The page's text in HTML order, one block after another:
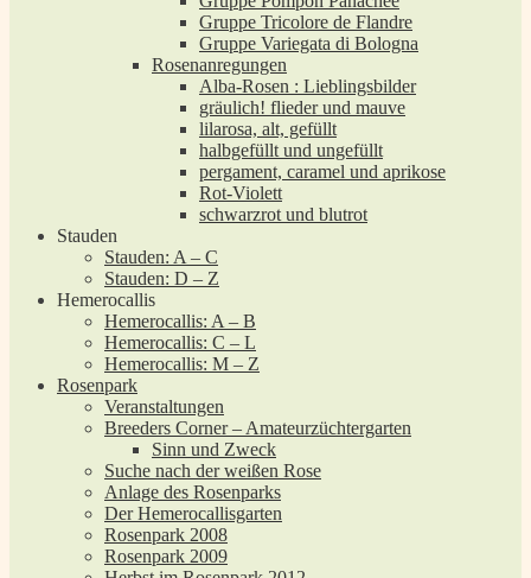
Gruppe Tricolore de Flandre
Gruppe Variegata di Bologna
Rosenanregungen
Alba-Rosen : Lieblingsbilder
gräulich! flieder und mauve
lilarosa, alt, gefüllt
halbgefüllt und ungefüllt
pergament, caramel und aprikose
Rot-Violett
schwarzrot und blutrot
Stauden
Stauden: A – C
Stauden: D – Z
Hemerocallis
Hemerocallis: A – B
Hemerocallis: C – L
Hemerocallis: M – Z
Rosenpark
Veranstaltungen
Breeders Corner – Amateurzüchtergarten
Sinn und Zweck
Suche nach der weißen Rose
Anlage des Rosenparks
Der Hemerocallisgarten
Rosenpark 2008
Rosenpark 2009